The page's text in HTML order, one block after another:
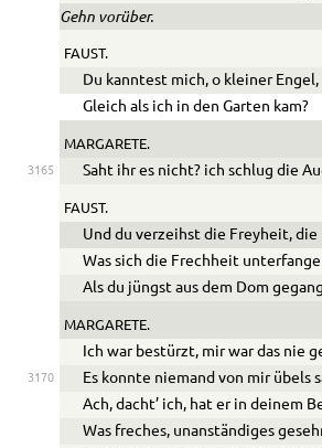
Gehn vorüber.
FAUST.
Du kanntest mich, o kleiner
Gleich als ich in den Garten kam?
MARGARETE.
3165 Saht ihr es nicht? ich schlug die
FAUST.
Und du verzeihst die Freyheit, die
Was sich die Frechheit
Als du jüngst aus dem Dom
MARGARETE.
Ich war bestürzt, mir war das nie
3170
Es konnte niemand von mir übels
Ach, dacht’ ich, hat er in deinem
Was freches, unanständiges